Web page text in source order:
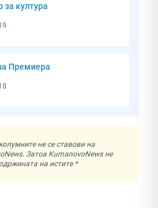
за култура
Премиера
не се ставови на
Затоа KumanovoNews не
на истите.*